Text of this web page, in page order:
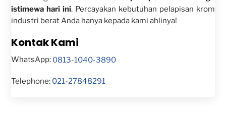
istimewa hari ini. Percayakan kebutuhan pelapisan krom
industri berat Anda hanya kepada kami ahlinya!
Kontak Kami
WhatsApp: 0813-1040-3890
Telephone: 021-27848291